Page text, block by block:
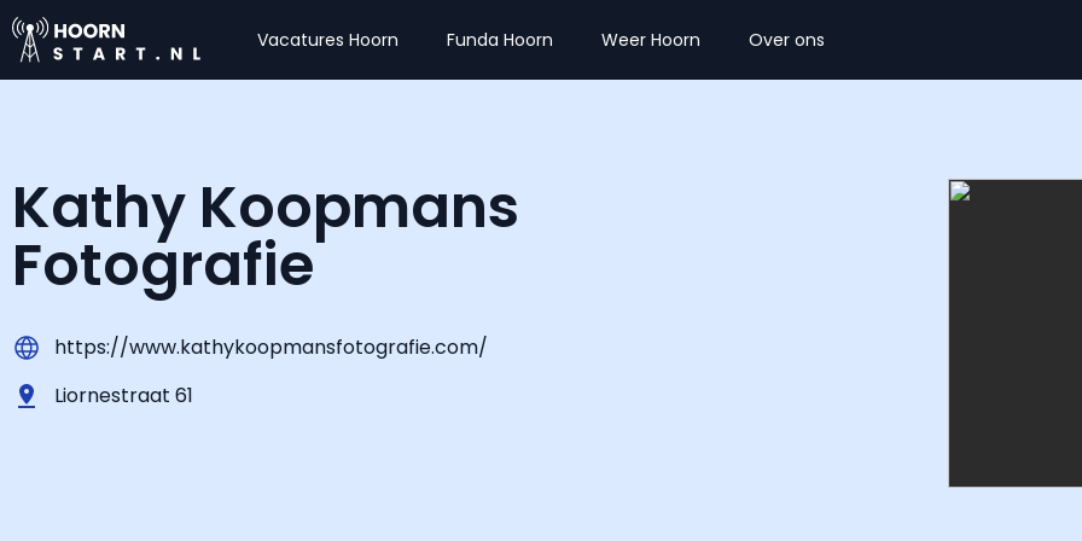
Vacatures Hoorn Funda Hoorn Weer Hoorn Over ons
Kathy Koopmans
Fotografie
https://www.kathykoopmansfotografie.com/
Liornestraat 61